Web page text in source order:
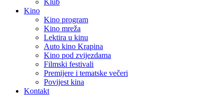
Klub
Kino
Kino program
Kino mreža
Lektira u kinu
Auto kino Krapina
Kino pod zvijezdama
Filmski festivali
Premijere i tematske večeri
Povijest kina
Kontakt